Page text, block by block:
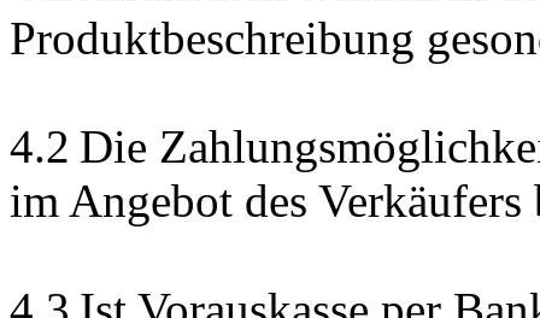
Produktbeschreibung
4.2 Die
im Angebot des